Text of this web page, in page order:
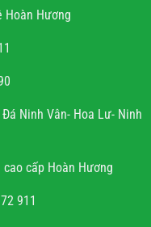
nguyễn văn trọng
đích đúng hẹn, chất lượng, uy
Hoàn Hương
Ninh Vân- Hoa Lư- Ninh
cấp Hoàn Hương
911